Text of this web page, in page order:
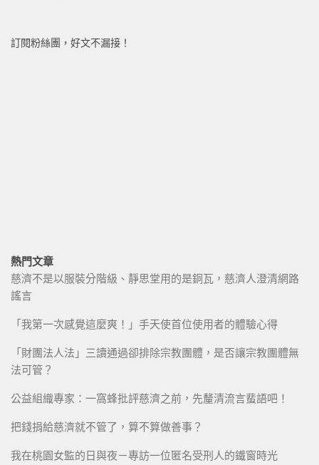
訂閱粉絲團，好文不漏接！
熱門文章
慈濟不是以服裝分階級、靜思堂用的是銅瓦，慈濟人澄清網路
謠言
「我第一次感覺這麼爽！」手天使首位使用者的體驗心得
「財團法人法」三讀通過卻排除宗教團體，是否讓宗教團體無
法可管？
公益組織專家：一窩蜂批評慈濟之前，先釐清流言蜚語吧！
把錢捐給慈濟就不管了，算不算做善事？
我在桃園女監的日與夜－專訪一位匿名受刑人的鐵窗時光